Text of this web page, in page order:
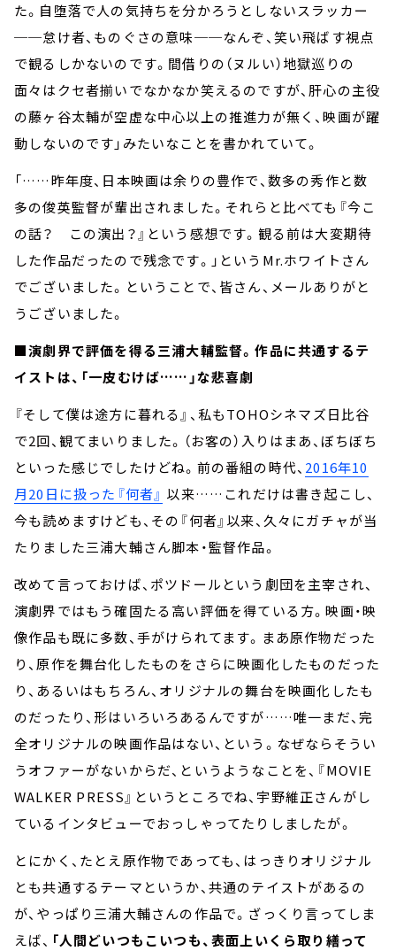
た。自堕落で人の気持ちを分かろうとしないスラッカー
──怠け者、ものぐさの意味──なんぞ、笑い飛ばす視点
で観るしかないのです。間借りの（ヌルい）地獄巡りの
面々はクセ者揃いでなかなか笑えるのですが、肝心の主役
の藤ヶ谷太輔が空虚な中心以上の推進力が無く、映画が躍
動しないのです」みたいなことを書かれていて。
「……昨年度、日本映画は余りの豊作で、数多の秀作と数
多の俊英監督が輩出されました。それらと比べても『今こ
の話？ この演出？』という感想です。観る前は大変期待
した作品だったので残念です。」というMr.ホワイトさん
でございました。ということで、皆さん、メールありがと
うございました。
■演劇界で評価を得る三浦大輔監督。作品に共通するテ
イストは、「一皮むけば……」な悲喜劇
『そして僕は途方に暮れる』、私もTOHOシネマズ日比谷
で2回、観てまいりました。（お客の）入りはまあ、ぼちぼち
といった感じでしたけどね。前の番組の時代、 2016年10
月20日に扱った『何者』 以来……これだけは書き起こし、
今も読めますけども、その『何者』以来、久々にガチャが当
たりました三浦大輔さん脚本・監督作品。
改めて言っておけば、ポツドールという劇団を主宰され、
演劇界ではもう確固たる高い評価を得ている方。映画・映
像作品も既に多数、手がけられてます。まあ原作物だった
り、原作を舞台化したものをさらに映画化したものだった
り、あるいはもちろん、オリジナルの舞台を映画化したも
のだったり、形はいろいろあるんですが……唯一まだ、完
全オリジナルの映画作品はない、という。なぜならそうい
うオファーがないからだ、というようなことを、『MOVIE
WALKER PRESS』というところでね、宇野維正さんがし
ているインタビューでおっしゃってたりしましたが。
とにかく、たとえ原作物であっても、はっきりオリジナル
とも共通するテーマというか、共通のテイストがあるの
が、やっぱり三浦大輔さんの作品で。ざっくり言ってしま
えば、 「人間どいつもこいつも、表面上いくら取り繕って